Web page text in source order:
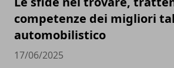
competenze dei migliori
automobilistico
17/06/2025